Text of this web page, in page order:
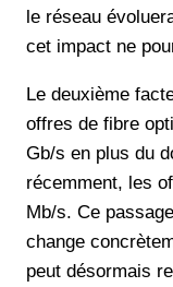
le réseau
cet impact ne
Le deuxième
offres de fibre
Gb/s en plus du
récemment, les
Mb/s. Ce
change
peut désormais